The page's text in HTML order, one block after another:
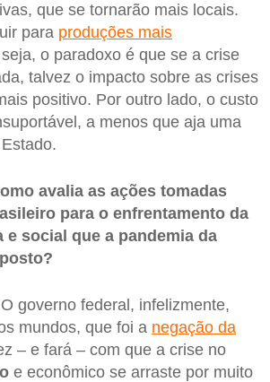
que se tornarão mais locais.
para produções mais
o paradoxo é que se a crise
talvez o impacto sobre as crises
positivo. Por outro lado, o custo
a menos que aja uma
avalia as ações tomadas
para o enfrentamento da
e social que a pandemia da
governo federal, infelizmente,
mundos, que foi a negação da
– e fará – com que a crise no
e econômico se arraste por muito